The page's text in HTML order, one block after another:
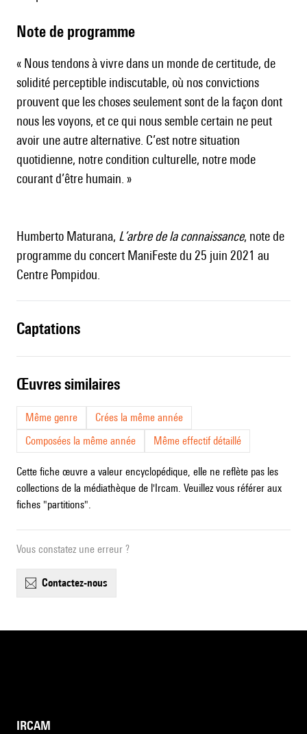
Note de programme
« Nous tendons à vivre dans un monde de certitude, de
solidité perceptible indiscutable, où nos convictions
prouvent que les choses seulement sont de la façon dont
nous les voyons, et ce qui nous semble certain ne peut
avoir une autre alternative. C’est notre situation
quotidienne, notre condition culturelle, notre mode
courant d’être humain. »
Humberto Maturana, L’arbre de la connaissance, note de
programme du concert ManiFeste du 25 juin 2021 au
Centre Pompidou.
captations
œuvres similaires
Même genre
Crées la même année
Composées la même année
Même effectif détaillé
Cette fiche œuvre a valeur encyclopédique, elle ne reflète pas les
collections de la médiathèque de l'Ircam. Veuillez vous référer aux
fiches "partitions".
Vous constatez une erreur ?
contactez-nous
IRCAM